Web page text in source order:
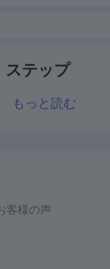
ステップ
もっと読む
客様の声